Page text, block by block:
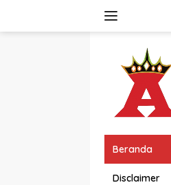
Beranda
Disclaimer